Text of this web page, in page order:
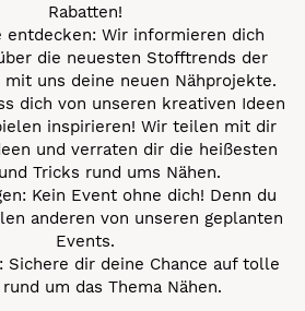
Rabatten!
entdecken: Wir informieren dich
die neuesten Stofftrends der
mit uns deine neuen Nähprojekte.
dich von unseren kreativen Ideen
inspirieren! Wir teilen mit dir
und verraten dir die heißesten
Tricks rund ums Nähen.
Kein Event ohne dich! Denn du
anderen von unseren geplanten
Events.
Sichere dir deine Chance auf tolle
um das Thema Nähen.